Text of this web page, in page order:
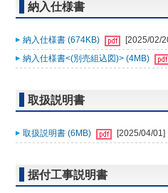
納入仕様書
納入仕様書 (674KB)
[2025/02/
納入仕様書<(別売組込図)> (4MB)
取扱説明書
取扱説明書 (6MB) [2025/04/01]
据付工事説明書